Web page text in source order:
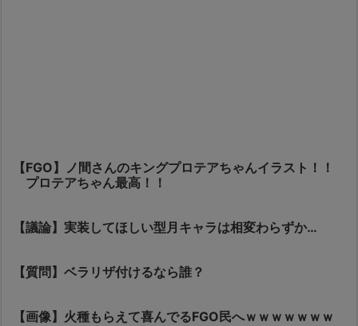
【FGO】ノ間さんのキングプロテアちゃんイラスト！！
プロテアちゃん最高！！
【議論】実装してほしい型月キャラは相変わらずか…
【質問】ベラリザ付けるなら誰？
【画像】火種もらえて喜んでるFGO民へｗｗｗｗｗｗｗ